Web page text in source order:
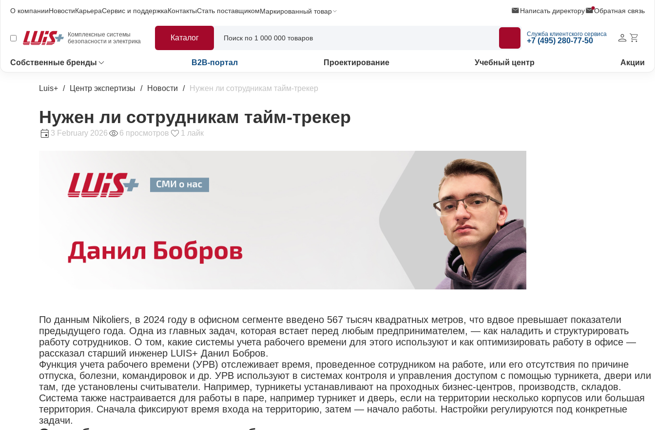
О компанииНовостиКарьераСервис и поддержкаКонтактыСтать поставщикомМаркированный товар Написать директору Обратная связь
Комплексные системы
безопасности и электрика
Каталог Служба клиентского сервиса
+7 (495) 280-77-50
Собственные бренды B2B-портал Проектирование Учебный центр Акции
Luis+ Центр экспертизы Новости Нужен ли сотрудникам тайм-трекер
Нужен ли сотрудникам тайм-трекер
3 February 2026 6 просмотров 1 лайк
По данным Nikoliers, в 2024 году в офисном сегменте введено 567 тысяч квадратных метров, что вдвое превышает показатели
предыдущего года. Одна из главных задач, которая встает перед любым предпринимателем, — как наладить и структурировать
работу сотрудников. О том, какие системы учета рабочего времени для этого используют и как оптимизировать работу в офисе —
рассказал старший инженер LUIS+ Данил Бобров.
Функция учета рабочего времени (УРВ) отслеживает время, проведенное сотрудником на работе, или его отсутствия по причине
отпуска, болезни, командировок и др. УРВ используют в системах контроля и управления доступом с помощью турникета, двери или
там, где установлены считыватели. Например, турникеты устанавливают на проходных бизнес-центров, производств, складов.
Система также настраивается для работы в паре, например турникет и дверь, если на территории несколько корпусов или большая
территория. Сначала фиксируют время входа на территорию, затем — начало работы. Настройки регулируются под конкретные
задачи.